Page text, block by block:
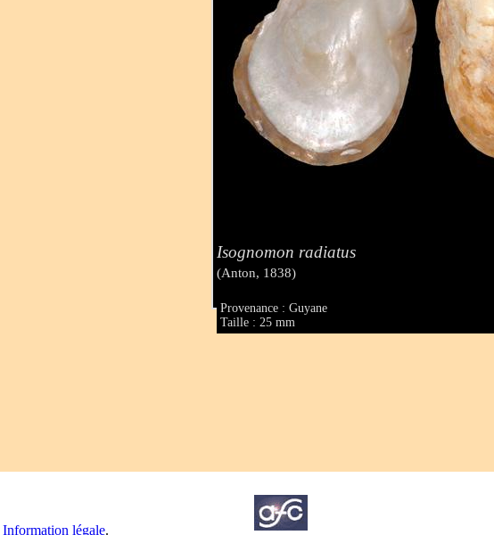
Isognomon radiatus
(Anton, 1838)
Provenance : Guyane
Taille : 25 mm
Information légale.